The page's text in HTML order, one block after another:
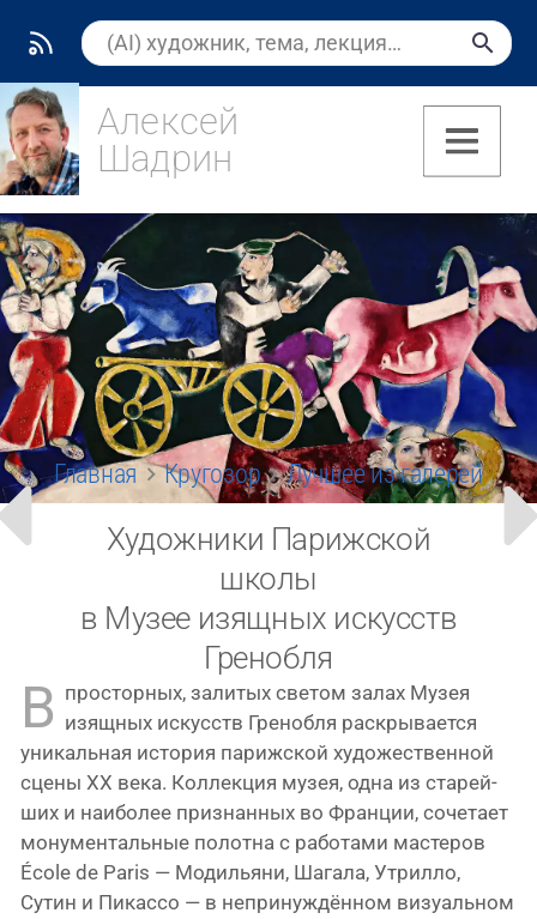
Алексей
Шадрин
Главная Кругозор Лучшее из галерей
Художники Парижской
школы
в Музее изящных искусств
Гренобля
В про­стор­ных, зали­тых све­том залах Музея
изящ­ных искусств Гренобля рас­кры­ва­ет­ся
уни­каль­ная исто­рия париж­ской худо­же­ствен­ной
сце­ны XX века. Коллекция музея, одна из ста­рей­
ших и наи­бо­лее при­знан­ных во Франции, соче­та­ет
мону­мен­таль­ные полот­на с рабо­та­ми масте­ров
École de Paris — Модильяни, Шагала, Утрилло,
Сутин и Пикассо — в непри­нуж­дён­ном визу­аль­ном